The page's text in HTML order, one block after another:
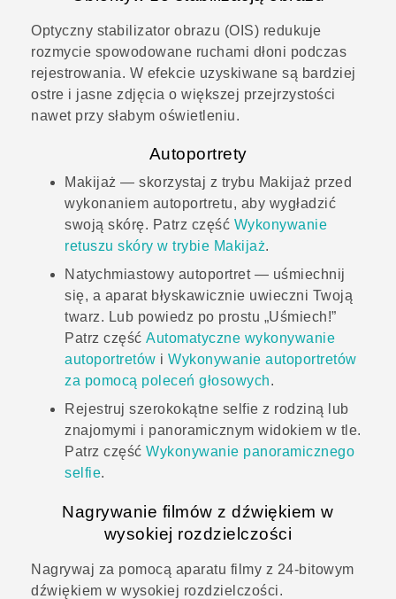
Optyczny stabilizator obrazu (OIS) redukuje
rozmycie spowodowane ruchami dłoni podczas
rejestrowania. W efekcie uzyskiwane są bardziej
ostre i jasne zdjęcia o większej przejrzystości
nawet przy słabym oświetleniu.
Autoportrety
Makijaż — skorzystaj z trybu Makijaż przed
wykonaniem autoportretu, aby wygładzić
swoją skórę. Patrz część Wykonywanie
retuszu skóry w trybie Makijaż.
Natychmiastowy autoportret — uśmiechnij
się, a aparat błyskawicznie uwieczni Twoją
twarz. Lub powiedz po prostu „Uśmiech!”
Patrz część Automatyczne wykonywanie
autoportretów i Wykonywanie autoportretów
za pomocą poleceń głosowych.
Rejestruj szerokokątne selfie z rodziną lub
znajomymi i panoramicznym widokiem w tle.
Patrz część Wykonywanie panoramicznego
selfie.
Nagrywanie filmów z dźwiękiem w
wysokiej rozdzielczości
Nagrywaj za pomocą aparatu filmy z 24-bitowym
dźwiękiem w wysokiej rozdzielczości.